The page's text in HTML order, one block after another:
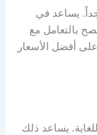
يساعد في
بالتعامل مع
أفضل الأسعار
يساعد ذلك